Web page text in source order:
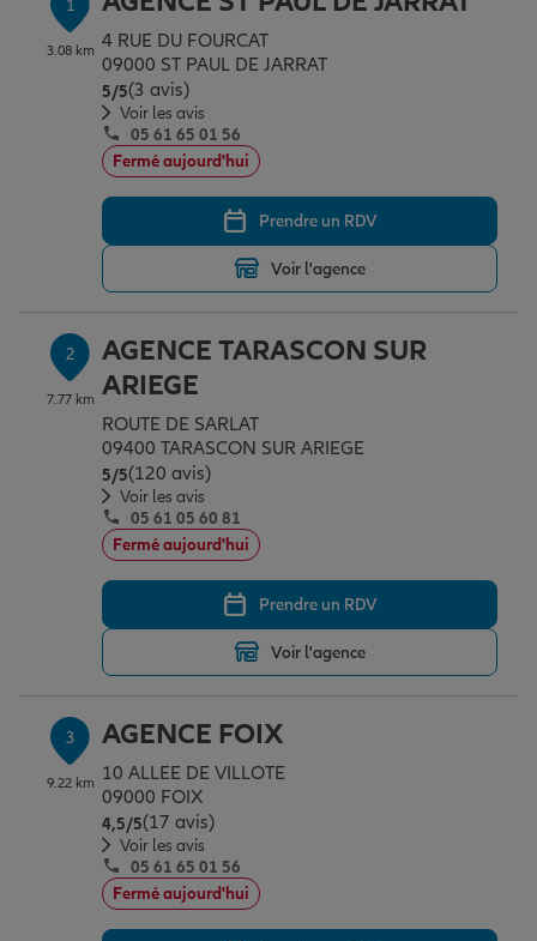
Assurance emprunteur
Prévoyance et dépendance
Assurance animal de compagnie
Protection de la famille
Protection juridique
Épargne & retraite
Plan épargne retraite
Placements financiers
Investissements immobiliers
Transmission
Vos projets
Changer de voiture
Départ à la retraite
Préparer l’avenir
Assurance auto
Assurance habitation
Le Pack Famille
Garantie des accidents de la vie
Assurance scolaire
Protection juridique
Retraite
Professionnels
Allianz en France
1
3.08 km 4 RUE DU FOURCAT
09000 ST PAUL DE JARRAT
5/5Note de 5 sur 5
(3 avis)
Voir les avis
05 61 65 01 56
Fermé aujourd'hui
Prendre un RDV
Voir l'agence
2
7.77 km
AGENCE TARASCON SUR
ARIEGE
ROUTE DE SARLAT
09400 TARASCON SUR ARIEGE
5/5Note de 5 sur 5
(120 avis)
Voir les avis
05 61 05 60 81
Fermé aujourd'hui
Prendre un RDV
Voir l'agence
3
9.22 km
AGENCE FOIX
10 ALLEE DE VILLOTE
09000 FOIX
4,5/5Note de 4.5 sur 5
(17 avis)
Voir les avis
05 61 65 01 56
Fermé aujourd'hui